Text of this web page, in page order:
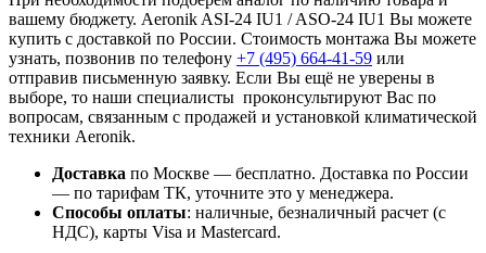
вашему бюджету. Aeronik ASI-24 IU1 / ASO-24 IU1 Вы можете
купить с доставкой по России. Стоимость монтажа Вы можете
узнать, позвонив по телефону +7 (495) 664-41-59 или
отправив письменную заявку. Если Вы ещё не уверены в
выборе, то наши специалисты проконсультируют Вас по
вопросам, связанным с продажей и установкой климатической
техники Aeronik.
Доставка по Москве — бесплатно. Доставка по России
— по тарифам ТК, уточните это у менеджера.
Способы оплаты: наличные, безналичный расчет (с
НДС), карты Visa и Mastercard.